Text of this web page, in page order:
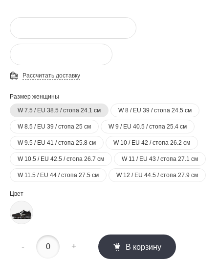
Рассчитать доставку
Размер женщины
W 7.5 / EU 38.5 / стопа 24.1 см
W 8 / EU 39 / стопа 24.5 см
W 8.5 / EU 39 / стопа 25 см W 9 / EU 40.5 / стопа 25.4 см
W 9.5 / EU 41 / стопа 25.8 см W 10 / EU 42 / стопа 26.2 см
W 10.5 / EU 42.5 / стопа 26.7 см W 11 / EU 43 / стопа 27.1 см
W 11.5 / EU 44 / стопа 27.5 см W 12 / EU 44.5 / стопа 27.9 см
Цвет
- + В корзину